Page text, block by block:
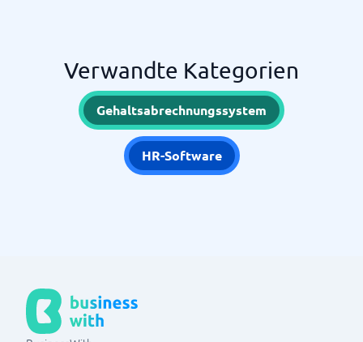
Verwandte Kategorien
Gehaltsabrechnungssystem
HR-Software